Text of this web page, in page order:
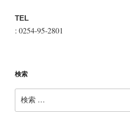
TEL
: 0254-95-2801
検索
検
索: